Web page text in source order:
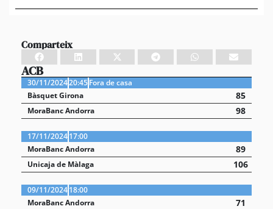
Comparteix
ACB
30/11/202420:45Fora de casa
Bàsquet Girona
85
MoraBanc Andorra 98
17/11/202417:00
MoraBanc Andorra
89
Unicaja de Màlaga 106
09/11/202418:00
MoraBanc Andorra
71